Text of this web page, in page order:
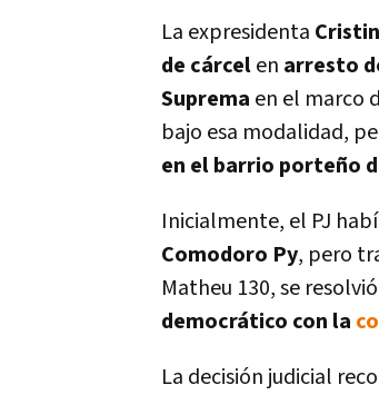
La expresidenta
de cárcelen arresto
Suprema en el marco
bajo esa modalidad,
en el barrio porteño
Inicialmente, el PJ
Comodoro Py, pero
Matheu 130, se
democrático con la
La decisión judicial